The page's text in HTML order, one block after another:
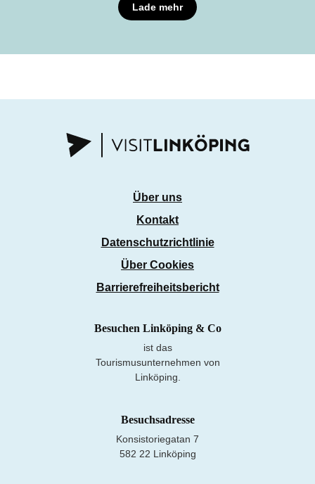
Lade mehr
Über uns
Kontakt
Datenschutzrichtlinie
Über Cookies
Barrierefreiheitsbericht
Besuchen Linköping & Co
ist das
Tourismusunternehmen von
Linköping.
Besuchsadresse
Konsistoriegatan 7
582 22 Linköping